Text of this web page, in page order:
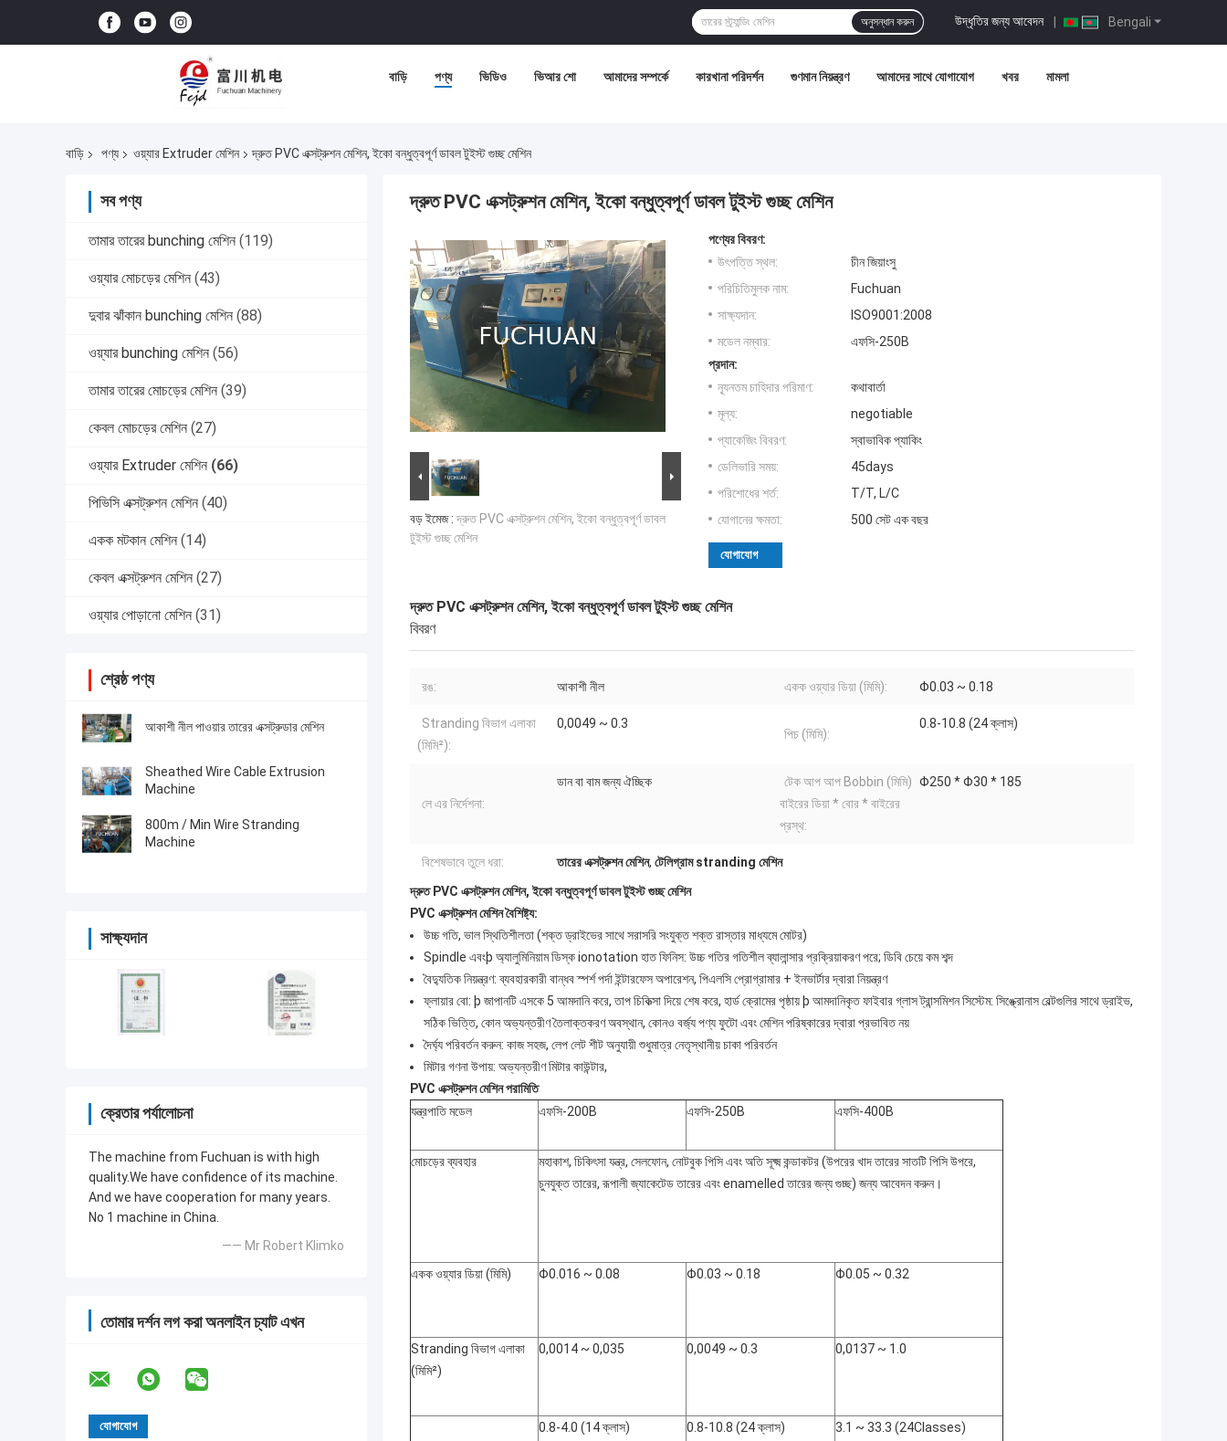
Bengali
উদ্ধৃতির জন্য আবেদন |
অনুসন্ধান করুন
বাড়ি পণ্য ভিডিও ভিআর শো আমাদের সম্পর্কে কারখানা পরিদর্শন গুণমান নিয়ন্ত্রণ আমাদের সাথে যোগাযোগ খবর মামলা
বাড়ি পণ্য ওয়্যার Extruder মেশিন দ্রুত PVC এক্সট্রুশন মেশিন, ইকো বন্ধুত্বপূর্ণ ডাবল টুইস্ট গুচ্ছ মেশিন
সব পণ্য
তামার তারের bunching মেশিন (119)
ওয়্যার মোচড়ের মেশিন (43)
দুবার ঝাঁকান bunching মেশিন (88)
ওয়্যার bunching মেশিন (56)
তামার তারের মোচড়ের মেশিন (39)
কেবল মোচড়ের মেশিন (27)
ওয়্যার Extruder মেশিন (66)
পিভিসি এক্সট্রুশন মেশিন (40)
একক মটকান মেশিন (14)
কেবল এক্সট্রুশন মেশিন (27)
ওয়্যার পোড়ানো মেশিন (31)
শ্রেষ্ঠ পণ্য
আকাশী নীল পাওয়ার তারের এক্সট্রুডার মেশিন
Sheathed Wire Cable Extrusion
Machine
800m / Min Wire Stranding
Machine
সাক্ষ্যদান
ক্রেতার পর্যালোচনা
The machine from Fuchuan is with high
quality.We have confidence of its machine.
And we have cooperation for many years.
No 1 machine in China.
—— Mr Robert Klimko
তোমার দর্শন লগ করা অনলাইন চ্যাট এখন
দ্রুত PVC এক্সট্রুশন মেশিন, ইকো বন্ধুত্বপূর্ণ ডাবল টুইস্ট গুচ্ছ মেশিন
বড় ইমেজ :দ্রুত PVC এক্সট্রুশন মেশিন, ইকো বন্ধুত্বপূর্ণ ডাবল
টুইস্ট গুচ্ছ মেশিন
পণ্যের বিবরণ:
উৎপত্তি স্থল:
চীন জিয়াংসু
পরিচিতিমুলক নাম:
Fuchuan
সাক্ষ্যদান:
ISO9001:2008
মডেল নম্বার:
এফসি-250B
প্রদান:
ন্যূনতম চাহিদার পরিমাণ:
কথাবার্তা
মূল্য:
negotiable
প্যাকেজিং বিবরণ:
স্বাভাবিক প্যাকিং
ডেলিভারি সময়:
45days
পরিশোধের শর্ত:
T/T, L/C
যোগানের ক্ষমতা:
500 সেট এক বছর
যোগাযোগ
দ্রুত PVC এক্সট্রুশন মেশিন, ইকো বন্ধুত্বপূর্ণ ডাবল টুইস্ট গুচ্ছ মেশিন
বিবরণ
রঙ: আকাশী নীল একক ওয়্যার ডিয়া (মিমি): Φ0.03 ~ 0.18
Stranding বিভাগ এলাকা
(মিমি²):
0,0049 ~ 0.3
পিচ (মিমি):
0.8-10.8 (24 ক্লাস)
লে এর নির্দেশনা:
ডান বা বাম জন্য ঐচ্ছিক
টেক আপ আপ Bobbin (মিমি)
বাইরের ডিয়া * বোর * বাইরের
প্রস্থ:
Φ250 * Φ30 * 185
বিশেষভাবে তুলে ধরা: তারের এক্সট্রুশন মেশিন, টেলিগ্রাম stranding মেশিন
দ্রুত PVC এক্সট্রুশন মেশিন, ইকো বন্ধুত্বপূর্ণ ডাবল টুইস্ট গুচ্ছ মেশিন
PVC এক্সট্রুশন মেশিন বৈশিষ্ট্য:
উচ্চ গতি, ভাল স্থিতিশীলতা (শক্ত ড্রাইভের সাথে সরাসরি সংযুক্ত শক্ত রাস্তার মাধ্যমে মোটর)
Spindle এবংþ অ্যালুমিনিয়াম ডিস্ক ionotation হাত ফিনিস: উচ্চ গতির গতিশীল ব্যালান্সার প্রক্রিয়াকরণ পরে; ডিবি চেয়ে কম শব্দ
বৈদ্যুতিক নিয়ন্ত্রণ: ব্যবহারকারী বান্ধব স্পর্শ পর্দা ইন্টারফেস অপারেশন, পিএলসি প্রোগ্রামার + ইনভার্টার দ্বারা নিয়ন্ত্রণ
ফ্লায়ার বো: þ জাপানটি এসকে 5 আমদানি করে, তাপ চিকিত্সা দিয়ে শেষ করে, হার্ড ক্রোমের পৃষ্ঠায় þ আমদানিকৃত ফাইবার গ্লাস ট্রান্সমিশন সিস্টেম: সিঙ্ক্রোনাস বেল্টগুলির সাথে ড্রাইভ,
সঠিক ভিত্তি, কোন অভ্যন্তরীণ তৈলাক্তকরণ অবস্থান, কোনও বর্জ্য পণ্য ফুটো এবং মেশিন পরিষ্কারের দ্বারা প্রভাবিত নয়
দৈর্ঘ্য পরিবর্তন করুন: কাজ সহজ, লেপ লেট শীট অনুযায়ী শুধুমাত্র নেতৃস্থানীয় চাকা পরিবর্তন
মিটার গণনা উপায়: অভ্যন্তরীণ মিটার কাউন্টার,
PVC এক্সট্রুশন মেশিন পরামিতি
যন্ত্রপাতি মডেল
এফসি-200B এফসি-250B এফসি-400B
মোচড়ের ব্যবহার
মহাকাশ, চিকিৎসা যন্ত্র, সেলফোন, নোটবুক পিসি এবং অতি সূক্ষ্ম কন্ডাকটর (উপরের খাদ তারের সাতটি পিসি উপরে,
চুনযুক্ত তারের, রূপালী জ্যাকেটেড তারের এবং enamelled তারের জন্য গুচ্ছ) জন্য আবেদন করুন।
একক ওয়্যার ডিয়া (মিমি) Φ0.016 ~ 0.08 Φ0.03 ~ 0.18 Φ0.05 ~ 0.32
Stranding বিভাগ এলাকা
(মিমি²)
0,0014 ~ 0,035 0,0049 ~ 0.3 0,0137 ~ 1.0
0.8-4.0 (14 ক্লাস) 0.8-10.8 (24 ক্লাস) 3.1 ~ 33.3 (24Classes)